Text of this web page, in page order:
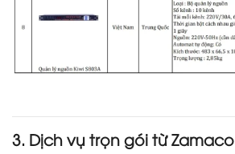
3. Dịch vụ trọn gói từ Zamaco